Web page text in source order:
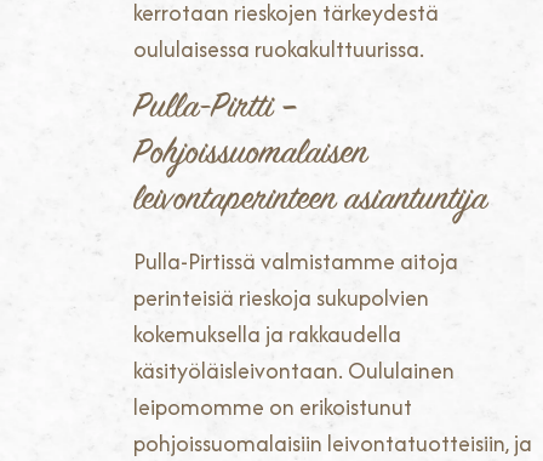
kerrotaan rieskojen tärkeydestä
oululaisessa ruokakulttuurissa.
Pulla-Pirtti –
Pohjoissuomalaisen
leivontaperinteen asiantuntija
Pulla-Pirtissä valmistamme aitoja
perinteisiä rieskoja sukupolvien
kokemuksella ja rakkaudella
käsityöläisleivontaan. Oululainen
leipomomme on erikoistunut
pohjoissuomalaisiin leivontatuotteisiin, ja